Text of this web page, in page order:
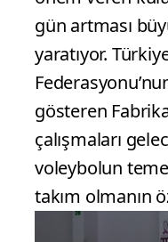
gün artması
yaratıyor.
gösteren
çalışmaları
voleybolun
takım olmanın